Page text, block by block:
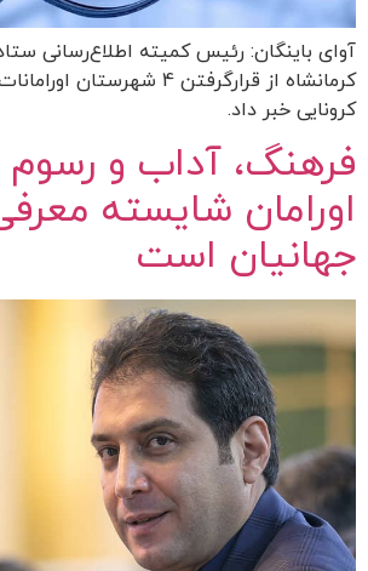
آوای باینگان: رئیس کمیته اطلاع‌رسانی
کرمانشاه از قرارگرفتن 4
کرونایی خبر داد.
فرهنگ، آداب و رسوم
اورامان شایسته
جهانیان است